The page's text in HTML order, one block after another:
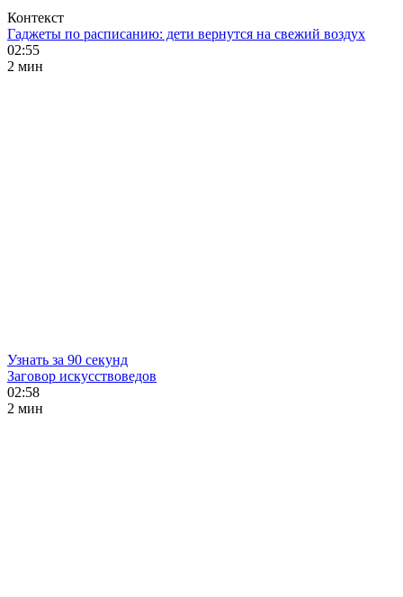
Контекст
Гаджеты по расписанию: дети вернутся на свежий воздух
02:55
2 мин
Узнать за 90 секунд
Заговор искусствоведов
02:58
2 мин